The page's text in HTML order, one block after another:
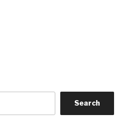
Search